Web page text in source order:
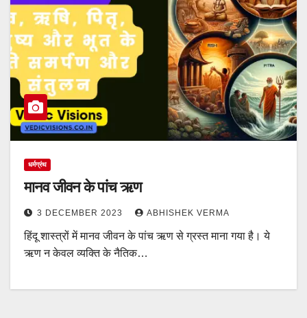
धर्मग्रंथ
मानव जीवन के पांच ऋण
3 DECEMBER 2023 ABHISHEK VERMA
हिंदू शास्त्रों में मानव जीवन के पांच ऋण से ग्रस्त माना गया है। ये
ऋण न केवल व्यक्ति के नैतिक…